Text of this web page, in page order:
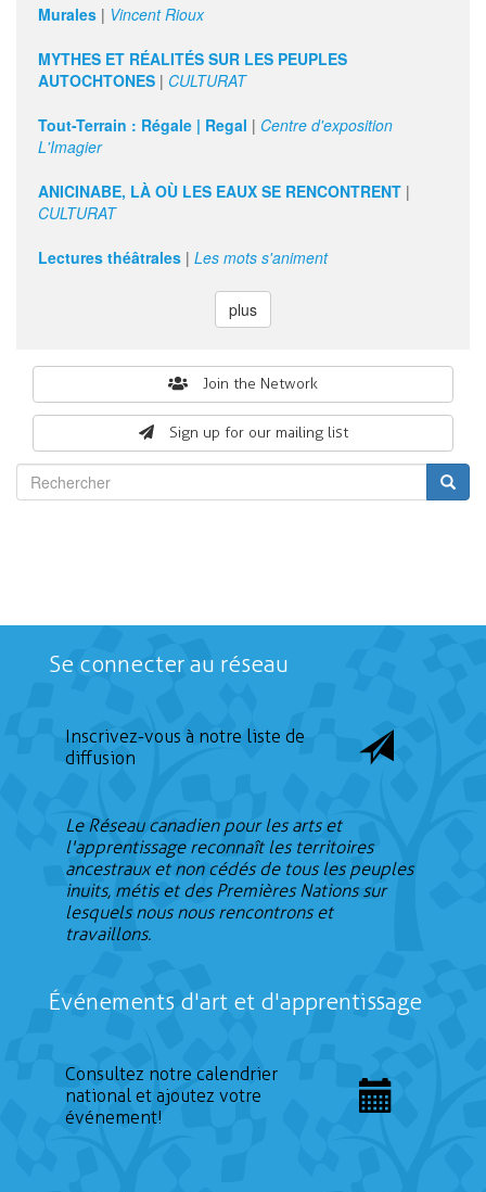
13
15
16
17
20
Murales | Vincent Rioux
MYTHES ET RÉALITÉS SUR LES PEUPLES
AUTOCHTONES | CULTURAT
Tout-Terrain : Régale | Regal | Centre d'exposition
L'Imagier
ANICINABE, LÀ OÙ LES EAUX SE RENCONTRENT |
CULTURAT
Lectures théâtrales | Les mots s'animent
plus
Join the Network
Sign up for our mailing list
form
Se connecter au réseau
Inscrivez-vous à notre liste de
diffusion
Le Réseau canadien pour les arts et
l'apprentissage reconnaît les territoires
ancestraux et non cédés de tous les peuples
inuits, métis et des Premières Nations sur
lesquels nous nous rencontrons et
travaillons.
Événements d'art et d'apprentissage
Consultez notre calendrier
national et ajoutez votre
événement!